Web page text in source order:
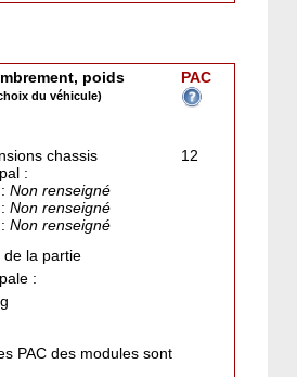
poids
du véhicule)
PAC
chassis
:
:Non renseigné
:Non renseigné
:Non renseigné
de la partie
:
12
PAC des modules sont